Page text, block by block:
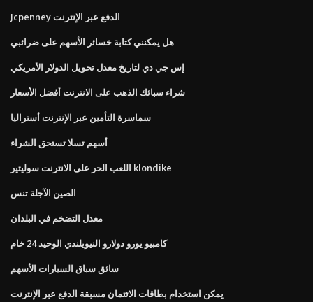
Jcpenney الدفع عبر الإنترنت
هل يمكنني كتابة خسائر الأسهم على ضرائبي
إس جي دي لتاريخ معدل تحويل الدولار الأمريكي
شراء سبائك الذهب على الانترنت أفضل الأسعار
سماسرة التأمين عبر الإنترنت أستراليا
أسهم تسلا تستحق الشراء
اللعب الحر على الانترنت سوليتير klondike
الصين الآجلة تنس
معدل التضخم في البلدان
كامبيو يورو دولارو النيويلندي الوحيد 24 خام
سائق سباق السيارات الأسهم
يمكن استخدام بطاقات الائتمان مسبقة الدفع عبر الإنترنت